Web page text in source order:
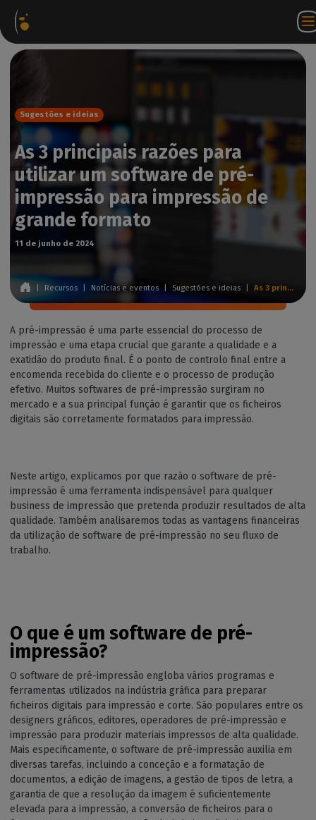
Pacotes
de
software
PT
Sugestões e ideias
As 3 principais razões para
utilizar um software de pré-
impressão para impressão de
grande formato
11 de junho de 2024
Recursos Notícias e eventos Sugestões e ideias As 3 principais razões para utilizar um software de pré-impressão para impressão de grande formato
A pré-impressão é uma parte essencial do processo de
impressão e uma etapa crucial que garante a qualidade e a
exatidão do produto final. É o ponto de controlo final entre a
encomenda recebida do cliente e o processo de produção
efetivo. Muitos softwares de pré-impressão surgiram no
mercado e a sua principal função é garantir que os ficheiros
digitais são corretamente formatados para impressão.
Neste artigo, explicamos por que razão o software de pré-
impressão é uma ferramenta indispensável para qualquer
business de impressão que pretenda produzir resultados de alta
qualidade. Também analisaremos todas as vantagens financeiras
da utilização de software de pré-impressão no seu fluxo de
trabalho.
O que é um software de pré-
impressão?
O software de pré-impressão engloba vários programas e
ferramentas utilizados na indústria gráfica para preparar
ficheiros digitais para impressão e corte. São populares entre os
designers gráficos, editores, operadores de pré-impressão e
impressão para produzir materiais impressos de alta qualidade.
Mais especificamente, o software de pré-impressão auxilia em
diversas tarefas, incluindo a conceção e a formatação de
documentos, a edição de imagens, a gestão de tipos de letra, a
garantia de que a resolução da imagem é suficientemente
elevada para a impressão, a conversão de ficheiros para o